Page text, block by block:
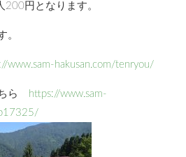
円となります。
。
www.sam-hakusan.com/tenryou/
ちら https://www.sam-